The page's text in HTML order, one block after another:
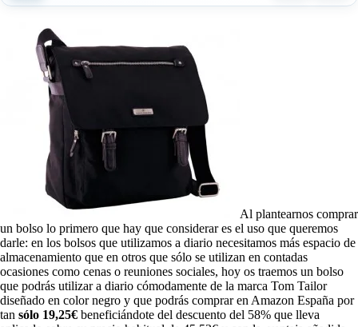
Al plantearnos comprar
un bolso lo primero que hay que considerar es el uso que queremos
darle: en los bolsos que utilizamos a diario necesitamos más espacio de
almacenamiento que en otros que sólo se utilizan en contadas
ocasiones como cenas o reuniones sociales, hoy os traemos un bolso
que podrás utilizar a diario cómodamente de la marca Tom Tailor
diseñado en color negro y que podrás comprar en Amazon España por
tan sólo 19,25€ beneficiándote del descuento del 58% que lleva